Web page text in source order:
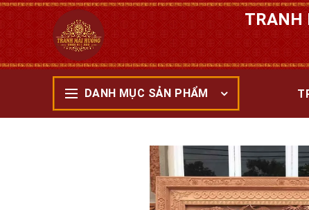
TRANH
DANH MỤC SẢN PHẨM